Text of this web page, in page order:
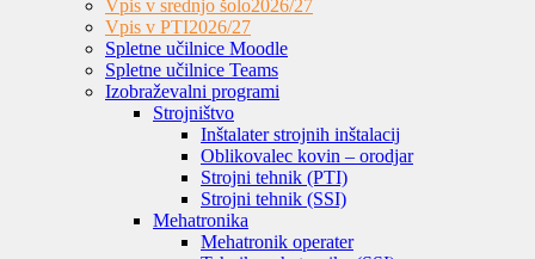
Vpis v srednjo šolo2026/27
Vpis v PTI2026/27
Spletne učilnice Moodle
Spletne učilnice Teams
Izobraževalni programi
Strojništvo
Inštalater strojnih inštalacij
Oblikovalec kovin – orodjar
Strojni tehnik (PTI)
Strojni tehnik (SSI)
Mehatronika
Mehatronik operater